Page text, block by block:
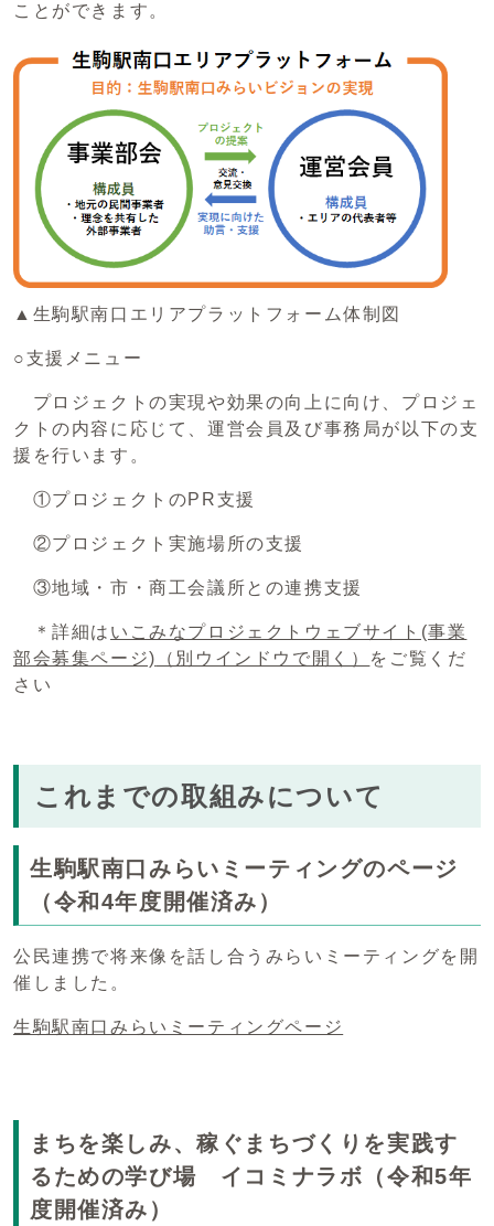
ことができます。
▲生駒駅南口エリアプラットフォーム体制図
○支援メニュー
プロジェクトの実現や効果の向上に向け、プロジェ
クトの内容に応じて、運営会員及び事務局が以下の支
援を行います。
①プロジェクトのPR支援
②プロジェクト実施場所の支援
③地域・市・商工会議所との連携支援
＊詳細は いこみなプロジェクトウェブサイト(事業
部会募集ページ)
（別ウインドウで開く） をご覧くだ
さい
これまでの取組みについて
生駒駅南口みらいミーティングのページ
（令和4年度開催済み）
公民連携で将来像を話し合うみらいミーティングを開
催しました。
生駒駅南口みらいミーティングページ
まちを楽しみ、稼ぐまちづくりを実践す
るための学び場 イコミナラボ（令和5年
度開催済み）